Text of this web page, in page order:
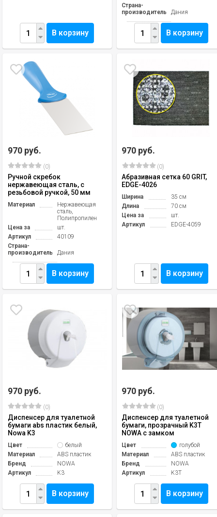
В корзину
Страна-
производитель
Дания
В корзину
970 руб.
(0)
Ручной скребок
нержавеющая сталь, с
резьбовой ручкой, 50 мм
Материал
Нержавеющая
сталь,
Полипропилен
Цена за
шт.
Артикул
40109
Страна-
производитель
Дания
В корзину
970 руб.
(0)
Абразивная сетка 60 GRIT,
EDGE-4026
Ширина
35 см
Длина
70 см
Цена за
шт.
Артикул
EDGE-4059
В корзину
970 руб.
(0)
Диспенсер для туалетной
бумаги abs пластик белый,
Nowa K3
Цвет
белый
Материал
ABS пластик
Бренд
NOWA
Артикул
K3
В корзину
970 руб.
(0)
Диспенсер для туалетной
бумаги, прозрачный K3T
NOWA с замком
Цвет
голубой
Материал
ABS пластик
Бренд
NOWA
Артикул
K3T
В корзину